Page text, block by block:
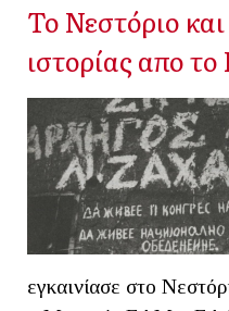
Το Νεστόριο
ιστορίας απο
εγκαινίασε στο